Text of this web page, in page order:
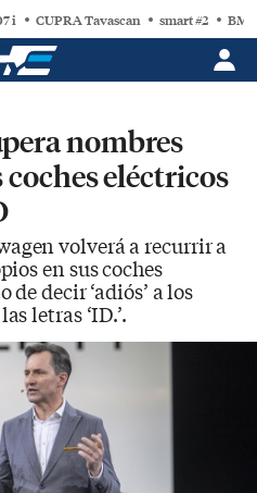
i CUPRA Tavascan smart #2
nombres
eléctricos
volverá a recurrir a
en sus coches
decir ‘adiós’ a los
letras ‘ID.’.